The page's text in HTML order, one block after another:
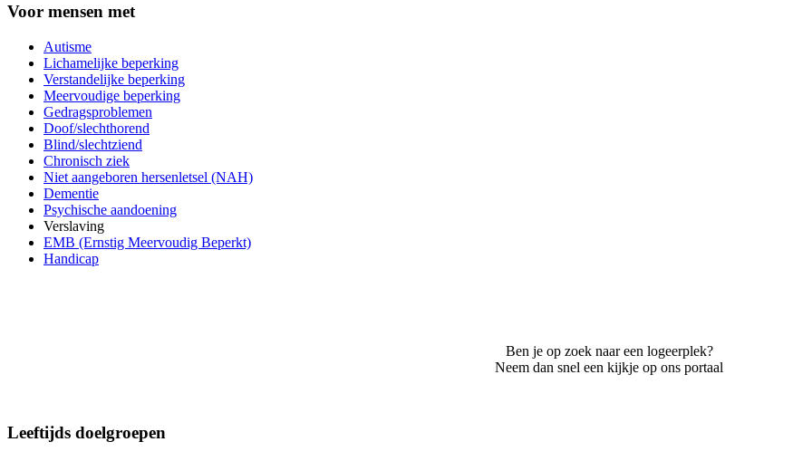
Voor mensen met
Autisme
Lichamelijke beperking
Verstandelijke beperking
Meervoudige beperking
Gedragsproblemen
Doof/slechthorend
Blind/slechtziend
Chronisch ziek
Niet aangeboren hersenletsel (NAH)
Dementie
Psychische aandoening
Verslaving
EMB (Ernstig Meervoudig Beperkt)
Handicap
Ben je op zoek naar een logeerplek?
Neem dan snel een kijkje op ons portaal
Leeftijds doelgroepen